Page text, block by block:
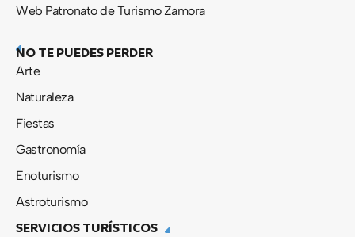
Web Patronato de Turismo Zamora
NO TE PUEDES PERDER
Arte
Naturaleza
Fiestas
Gastronomía
Enoturismo
Astroturismo
SERVICIOS TURÍSTICOS